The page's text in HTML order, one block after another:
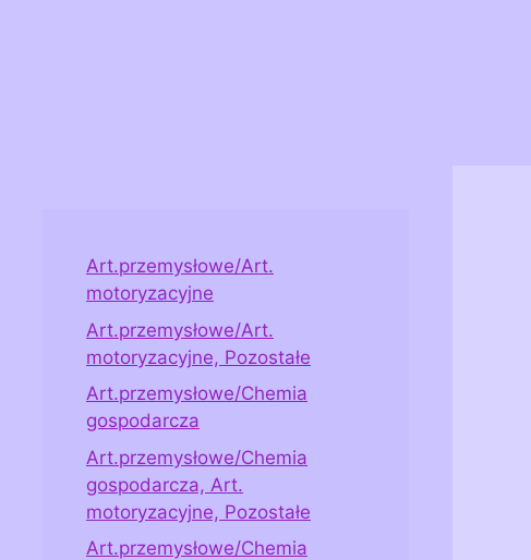
Art.przemysłowe/Art.
motoryzacyjne
Art.przemysłowe/Art.
motoryzacyjne, Pozostałe
Art.przemysłowe/Chemia
gospodarcza
Art.przemysłowe/Chemia
gospodarcza, Art.
motoryzacyjne, Pozostałe
Art.przemysłowe/Chemia